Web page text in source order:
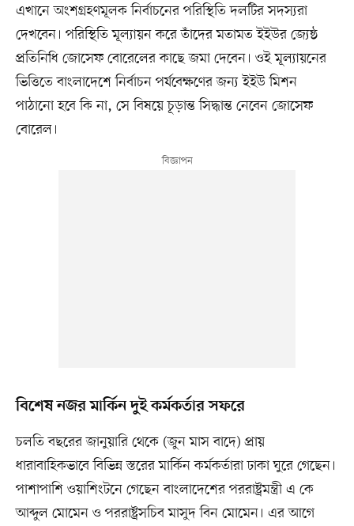
এখানে অংশগ্রহণমূলক নির্বাচনের পরিস্থিতি দলটির সদস্যরা
দেখবেন। পরিস্থিতি মূল্যায়ন করে তাঁদের মতামত ইইউর জ্যেষ্ঠ
প্রতিনিধি জোসেফ বোরেলের কাছে জমা দেবেন। ওই মূল্যায়নের
ভিত্তিতে বাংলাদেশে নির্বাচন পর্যবেক্ষণের জন্য ইইউ মিশন
পাঠানো হবে কি না, সে বিষয়ে চূড়ান্ত সিদ্ধান্ত নেবেন জোসেফ
বোরেল।
বিশেষ নজর মার্কিন দুই কর্মকর্তার সফরে
চলতি বছরের জানুয়ারি থেকে (জুন মাস বাদে) প্রায়
ধারাবাহিকভাবে বিভিন্ন স্তরের মার্কিন কর্মকর্তারা ঢাকা ঘুরে গেছেন।
পাশাপাশি ওয়াশিংটনে গেছেন বাংলাদেশের পররাষ্ট্রমন্ত্রী এ কে
আব্দুল মোমেন ও পররাষ্ট্রসচিব মাসুদ বিন মোমেন। এর আগে